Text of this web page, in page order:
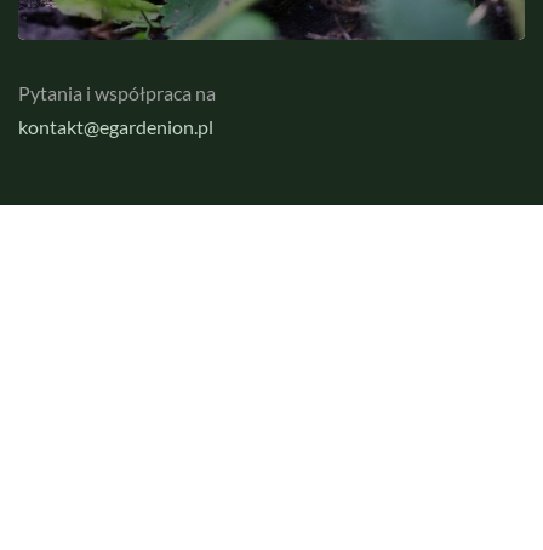
Pytania i współpraca na
kontakt@egardenion.pl